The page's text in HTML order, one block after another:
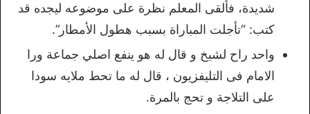
شديدة، فألقى المعلم نظرة على موضوعه ليجده قد
كتب: “تأجلت المباراة بسبب هطول الأمطار”.
واحد راح لشيخ و قال له هو ينفع اصلي جماعة ورا
الامام فى التليفزيون ، قال له ما تحط ملايه سودا
على التلاجة و تحج بالمرة.